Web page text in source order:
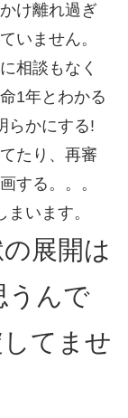
け離れ過ぎ
いません。
相談もなく
1年とわかる
らかにする!
たり、再審
する。。。
います。
展開は
うんで
てませ